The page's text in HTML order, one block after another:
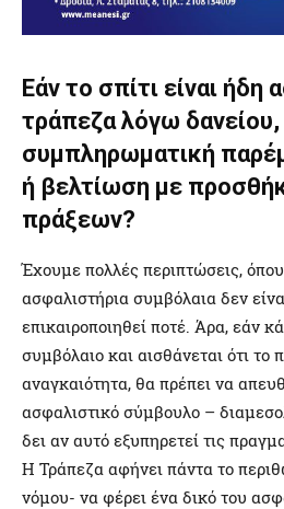
Εάν το σπίτι είναι
τράπεζα λόγω δανείου,
συμπληρωματική
ή βελτίωση με
πράξεων?
Έχουμε πολλές περιπτώσεις,
ασφαλιστήρια συμβόλαια δεν
επικαιροποιηθεί ποτέ. Άρα, εάν
συμβόλαιο και αισθάνεται ότι το
αναγκαιότητα, θα πρέπει να
ασφαλιστικό σύμβουλο –
δει αν αυτό εξυπηρετεί τις
Η Τράπεζα αφήνει πάντα το
νόμου- να φέρει ένα δικό του